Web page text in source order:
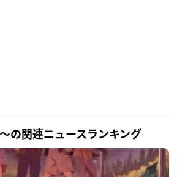
の関連ニュースランキング